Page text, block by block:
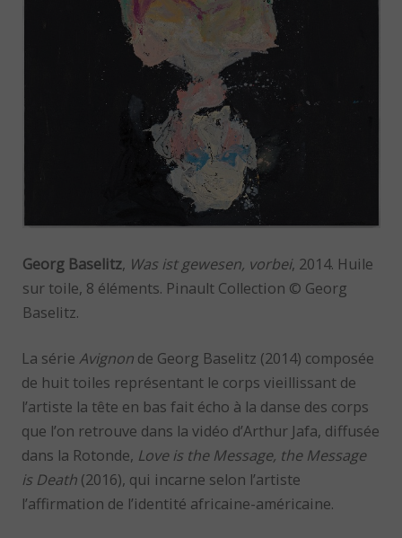
Georg Baselitz, Was ist gewesen, vorbei, 2014. Huile
sur toile, 8 éléments. Pinault Collection © Georg
Baselitz.
La sérieAvignon de Georg Baselitz (2014) composée
de huit toiles représentant le corps vieillissant de
l’artiste la tête en bas fait écho à la danse des corps
que l’on retrouve dans la vidéo d’Arthur Jafa, diffusée
dans la Rotonde, Love is the Message, the Message
is Death (2016), qui incarne selon l’artiste
l’affirmation de l’identité africaine-américaine.